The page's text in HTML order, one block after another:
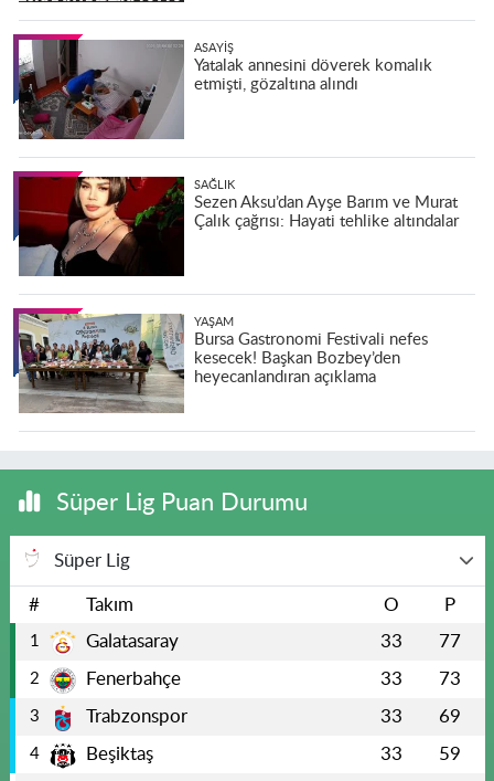
ASAYIŞ
Yatalak annesini döverek komalık
etmişti, gözaltına alındı
SAĞLIK
Sezen Aksu’dan Ayşe Barım ve Murat
Çalık çağrısı: Hayati tehlike altındalar
YAŞAM
Bursa Gastronomi Festivali nefes
kesecek! Başkan Bozbey’den
heyecanlandıran açıklama
Süper Lig Puan Durumu
Süper Lig
# Takım O P
1 Galatasaray 33 77
2 Fenerbahçe 33 73
3 Trabzonspor 33 69
4 Beşiktaş 33 59